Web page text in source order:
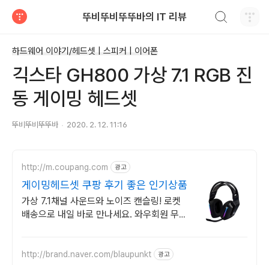
뚜비뚜비뚜뚜바의 IT 리뷰
하드웨어 이야기/헤드셋 | 스피커 | 이어폰
긱스타 GH800 가상 7.1 RGB 진
동 게이밍 헤드셋
뚜비뚜비뚜뚜바 2020. 2. 12. 11:16
http://m.coupang.com 광고
게이밍헤드셋 쿠팡 후기 좋은 인기상품
가상 7.1채널 사운드와 노이즈 캔슬링! 로켓
배송으로 내일 바로 만나세요. 와우회원 무료
http://brand.naver.com/blaupunkt 광고